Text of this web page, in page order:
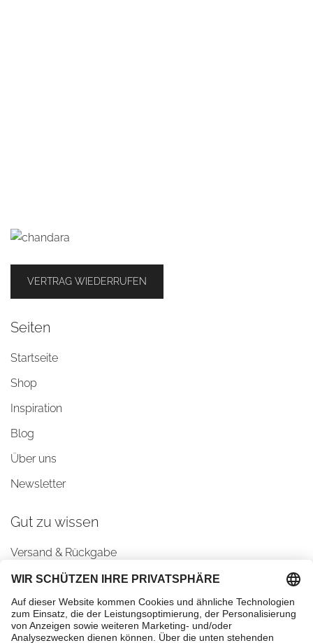
VERTRAG WIEDERRUFEN
Seiten
Startseite
Shop
Inspiration
Blog
Über uns
Newsletter
Gut zu wissen
Versand & Rückgabe
AGBs
Datenschutz
Impressum